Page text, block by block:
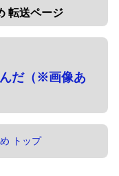
転送ページ
だ（※画像あ
トップ